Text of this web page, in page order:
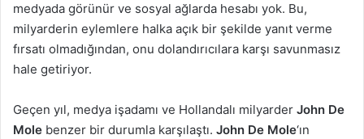
medyada görünür ve sosyal ağlarda hesabı yok. Bu,
milyarderin eylemlere halka açık bir şekilde yanıt verme
fırsatı olmadığından, onu dolandırıcılara karşı savunmasız
hale getiriyor.
Geçen yıl, medya işadamı ve Hollandalı milyarder John De
Mole benzer bir durumla karşılaştı. John De Mole‘ın